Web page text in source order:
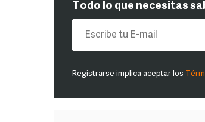
Todo lo que necesitas
Registrarse implica aceptar los